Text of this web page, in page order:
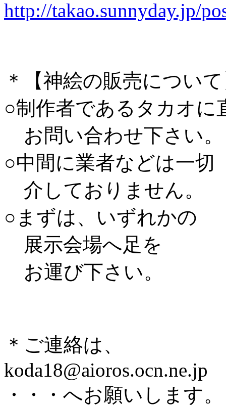
http://takao.sunnyday.jp/
＊【神絵の販売につい
○制作者であるタカオに
お問い合わせ下さい。
○中間に業者などは一切
介しておりません。
○まずは、いずれかの
展示会場へ足を
お運び下さい。
＊ご連絡は、
koda18@aioros.ocn.ne.jp
・・・へお願いします。